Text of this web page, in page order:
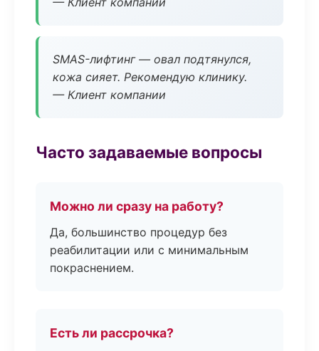
SMAS-лифтинг — овал подтянулся,
кожа сияет. Рекомендую клинику.
— Клиент компании
Часто задаваемые вопросы
Можно ли сразу на работу?
Да, большинство процедур без
реабилитации или с минимальным
покраснением.
Есть ли рассрочка?